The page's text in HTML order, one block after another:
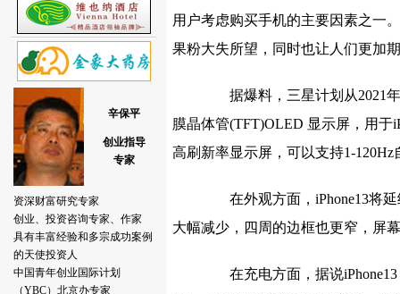
用户考虑购买手机的主要因素之一
果粉大失所望，同时也让人们更加
据爆料，三星计划从2021年
膜晶体管(TFT)OLED 显示屏，用于
高刷新率显示屏，可以支持1-120Hz
在外观方面，iPhone13将延
大幅减少，四周的边框也更窄，屏
在充电方面，据说iPhone13